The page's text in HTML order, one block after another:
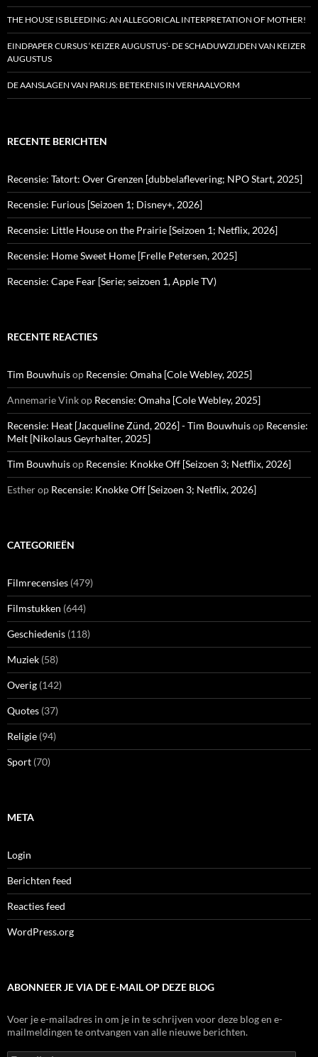
THE HOUSE IS BLEEDING: AN ALLEGORICAL INTERPRETATION OF MOTHER!
EINDPAPER CURSUS ‘KEIZER AUGUSTUS’- DE SCHADUWZIJDEN VAN KEIZER
AUGUSTUS
DE AANSLAGEN VAN PARIJS: BETEKENIS IN VERHAALVORM
RECENTE BERICHTEN
Recensie: Tatort: Over Grenzen [dubbelaflevering; NPO Start, 2025]
Recensie: Furious [Seizoen 1; Disney+, 2026]
Recensie: Little House on the Prairie [Seizoen 1; Netflix, 2026]
Recensie: Home Sweet Home [Frelle Petersen, 2025]
Recensie: Cape Fear [Serie; seizoen 1, Apple TV)
RECENTE REACTIES
Tim Bouwhuisop Recensie: Omaha [Cole Webley, 2025]
Annemarie Vinkop Recensie: Omaha [Cole Webley, 2025]
Recensie: Heat [Jacqueline Zünd, 2026] - Tim Bouwhuisop Recensie:
Melt [Nikolaus Geyrhalter, 2025]
Tim Bouwhuisop Recensie: Knokke Off [Seizoen 3; Netflix, 2026]
Estherop Recensie: Knokke Off [Seizoen 3; Netflix, 2026]
CATEGORIEËN
Filmrecensies (479)
Filmstukken (644)
Geschiedenis (118)
Muziek (58)
Overig (142)
Quotes (37)
Religie (94)
Sport (70)
META
Login
Berichten feed
Reacties feed
WordPress.org
ABONNEER JE VIA DE E-MAIL OP DEZE BLOG
Voer je e-mailadres in om je in te schrijven voor deze blog en e-
mailmeldingen te ontvangen van alle nieuwe berichten.